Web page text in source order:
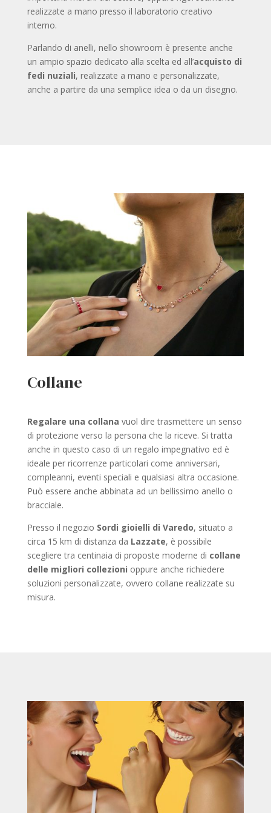
realizzate a mano presso il laboratorio creativo
interno.
Parlando di anelli, nello showroom è presente anche
un ampio spazio dedicato alla scelta ed all’acquisto di
fedi nuziali, realizzate a mano e personalizzate,
anche a partire da una semplice idea o da un disegno.
Collane
Regalare una collana vuol dire trasmettere un senso
di protezione verso la persona che la riceve. Si tratta
anche in questo caso di un regalo impegnativo ed è
ideale per ricorrenze particolari come anniversari,
compleanni, eventi speciali e qualsiasi altra occasione.
Può essere anche abbinata ad un bellissimo anello o
bracciale.
Presso il negozio Sordi gioielli di Varedo, situato a
circa 15 km di distanza da Lazzate, è possibile
scegliere tra centinaia di proposte moderne di collane
delle migliori collezioni oppure anche richiedere
soluzioni personalizzate, ovvero collane realizzate su
misura.